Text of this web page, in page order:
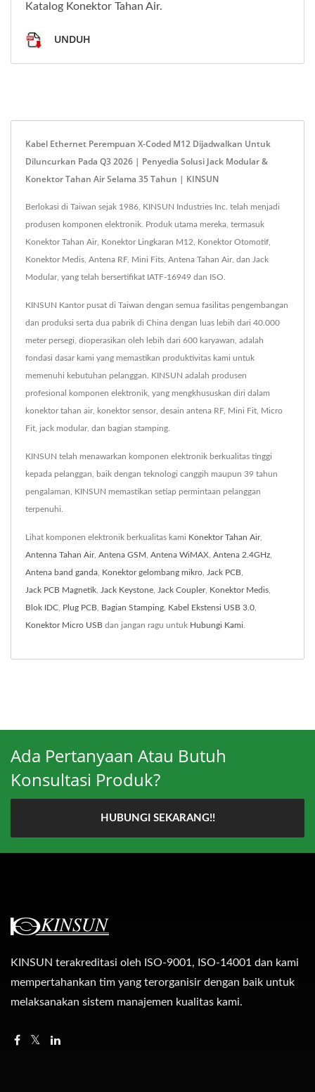
Katalog Konektor Tahan Air.
UNDUH
Kabel Ethernet Perempuan X-Coded M12 Dijadwalkan Untuk
Diluncurkan Pada Q3 2026 | Penyedia Solusi Jack Modular &
Konektor Tahan Air Selama 35 Tahun | KINSUN
Berlokasi di Taiwan sejak 1986, KINSUN Industries Inc. telah menjadi
produsen komponen elektronik. Produk utama mereka, termasuk
Konektor Tahan Air, Konektor Lingkaran M12, Konektor Otomotif,
Konektor Medis, Antena RF, Mini Fits, Antena Tahan Air, dan Jack
Modular, yang telah bersertifikat IATF-16949 dan ISO.
KINSUN Kantor pusat di Taiwan dengan semua fasilitas pengembangan
dan produksi serta dua pabrik di China dengan luas lebih dari 40.000
meter persegi, dioperasikan oleh lebih dari 600 karyawan, adalah
fondasi dasar kami yang memastikan produktivitas kami untuk
memenuhi kebutuhan pelanggan. KINSUN adalah produsen
profesional komponen elektronik, yang mengkhususkan diri dalam
konektor tahan air, konektor sensor, desain antena RF, Mini Fit, Micro
Fit, jack modular, dan bagian stamping.
KINSUN telah menawarkan komponen elektronik berkualitas tinggi
kepada pelanggan, baik dengan teknologi canggih maupun 39 tahun
pengalaman, KINSUN memastikan setiap permintaan pelanggan
terpenuhi.
Lihat komponen elektronik berkualitas kami Konektor Tahan Air,
Antenna Tahan Air, Antena GSM Antena WiMAX Antena 2.4GHz
Antena band ganda Konektor gelombang mikro Jack PCB
Jack PCB Magnetik Jack Keystone Jack Coupler, Konektor Medis
Blok IDC Plug PCB Bagian Stamping Kabel Ekstensi USB 3.0
Konektor Micro USB dan jangan ragu untuk Hubungi Kami
Ada Pertanyaan Atau Butuh
Konsultasi Produk?
HUBUNGI SEKARANG!!
KINSUN terakreditasi oleh ISO-9001, ISO-14001 dan kami
mempertahankan tim yang terorganisir dengan baik untuk
melaksanakan sistem manajemen kualitas kami.